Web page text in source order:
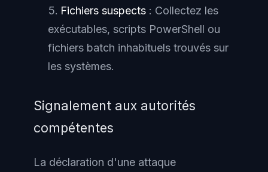
Fichiers suspects : Collectez les
exécutables, scripts PowerShell ou
fichiers batch inhabituels trouvés sur
les systèmes.
Signalement aux autorités
compétentes
La déclaration d'une attaque